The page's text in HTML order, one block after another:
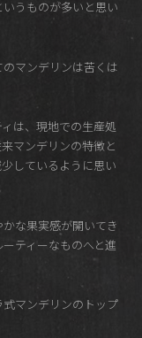
うものが多いと思い
マンデリンは苦くは
は、現地での生産処
マンデリンの特徴と
しているように思い
な果実感が開いてき
ティーなものへと進
マンデリンのトップ